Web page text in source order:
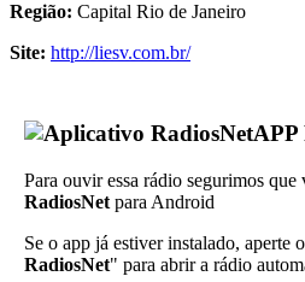
Região: Capital Rio de Janeiro
Site: http://liesv.com.br/
APP
Para ouvir essa rádio segurimos
RadiosNet para Android
Se o app já estiver instalado, aperte
RadiosNet" para abrir a rádio